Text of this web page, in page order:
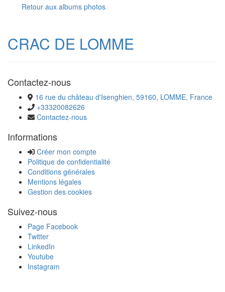
Retour aux albums photos
CRAC DE LOMME
Contactez-nous
16 rue du château d'Isenghien, 59160, LOMME, France
+33320082626
Contactez-nous
Informations
Créer mon compte
Politique de confidentialité
Conditions générales
Mentions légales
Gestion des cookies
Suivez-nous
Page Facebook
Twitter
LinkedIn
Youtube
Instagram